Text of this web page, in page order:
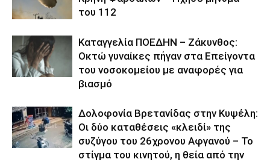
του 112
Καταγγελία ΠΟΕΔΗΝ – Ζάκυνθος:
Οκτώ γυναίκες πήγαν στα Επείγοντα
του νοσοκομείου με αναφορές για
βιασμό
Δολοφονία Βρετανίδας στην Κυψέλη:
Οι δύο καταθέσεις «κλειδί» της
συζύγου του 26χρονου Αφγανού – Το
στίγμα του κινητού, η θεία από την